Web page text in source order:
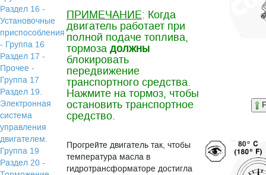
Раздел 16 -
Установочные
приспособления
- Группа 16
Раздел 17 -
Прочее -
Группа 17
Раздел 19.
Электронная
система
управления
двигателем.
Группа 19
Раздел 20 -
ПРИМЕЧАНИЕ: Когда
двигатель работает при
полной подаче топлива,
тормозадолжны
блокировать
передвижение
транспортного средства.
Нажмите на тормоз, чтобы
остановить транспортное
средство.
Прогрейте двигатель так, чтобы
температура масла в
гидротрансформаторе достигла